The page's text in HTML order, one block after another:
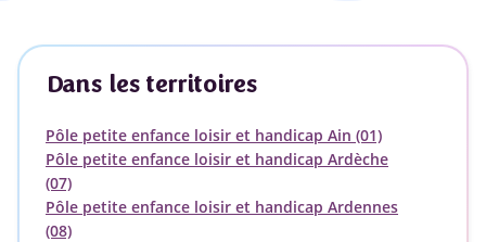
Dans les territoires
Pôle petite enfance loisir et handicap Ain (01)
Pôle petite enfance loisir et handicap Ardèche
(07)
Pôle petite enfance loisir et handicap Ardennes
(08)